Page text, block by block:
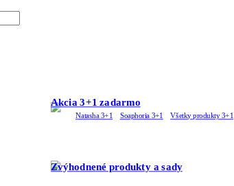
Akcia 3+1 zadarmo
Natasha 3+1 Soaphoria 3+1 Všetky produkty 3+1
Zvýhodnené produkty a sady